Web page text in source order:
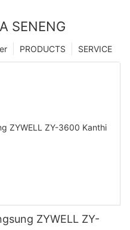
SENENG
SERVICE
PRODUCTS
ZYWELL ZY-